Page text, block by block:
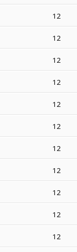
12
12
12
12
12
12
12
12
12
12
12